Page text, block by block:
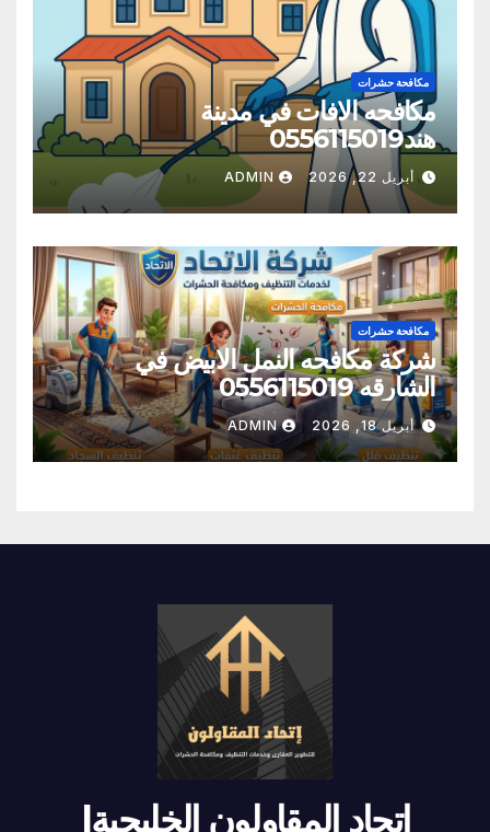
مكافحة حشرات
مكافحه الافات في مدينة
هند0556115019
أبريل 22, 2026 ADMIN
مكافحة حشرات
شركة مكافحه النمل الابيض في
الشارقه 0556115019
أبريل 18, 2026 ADMIN
إتحاد المقاولون الخليجية|